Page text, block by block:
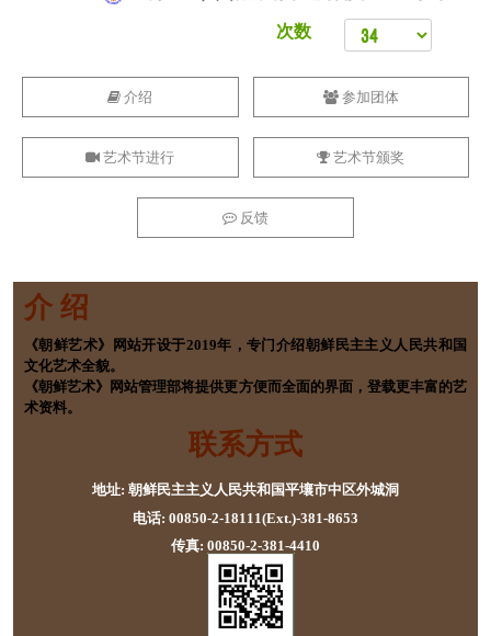
次数
介绍 参加团体
艺术节进行 艺术节颁奖
反馈
介 绍
《朝鲜艺术》网站开设于2019年，专门介绍朝鲜民主主义人民共和国
文化艺术全貌。
《朝鲜艺术》网站管理部将提供更方便而全面的界面，登载更丰富的艺
术资料。
联系方式
地址: 朝鲜民主主义人民共和国平壤市中区外城洞
电话: 00850-2-18111(Ext.)-381-8653
传真: 00850-2-381-4410